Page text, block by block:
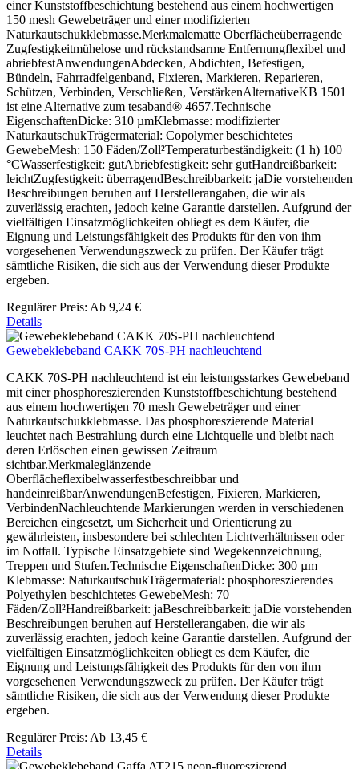
einer Kunststoffbeschichtung bestehend aus einem hochwertigen
150 mesh Gewebeträger und einer modifizierten
Naturkautschukklebmasse.Merkmalematte Oberflächeüberragende
Zugfestigkeitmühelose und rückstandsarme Entfernungflexibel und
abriebfestAnwendungenAbdecken, Abdichten, Befestigen,
Bündeln, Fahrradfelgenband, Fixieren, Markieren, Reparieren,
Schützen, Verbinden, Verschließen, VerstärkenAlternativeKB 1501
ist eine Alternative zum tesaband® 4657.Technische
EigenschaftenDicke: 310 µmKlebmasse: modifizierter
NaturkautschukTrägermaterial: Copolymer beschichtetes
GewebeMesh: 150 Fäden/Zoll²Temperaturbeständigkeit: (1 h) 100
°CWasserfestigkeit: gutAbriebfestigkeit: sehr gutHandreißbarkeit:
leichtZugfestigkeit: überragendBeschreibbarkeit: jaDie vorstehenden
Beschreibungen beruhen auf Herstellerangaben, die wir als
zuverlässig erachten, jedoch keine Garantie darstellen. Aufgrund der
vielfältigen Einsatzmöglichkeiten obliegt es dem Käufer, die
Eignung und Leistungsfähigkeit des Produkts für den von ihm
vorgesehenen Verwendungszweck zu prüfen. Der Käufer trägt
sämtliche Risiken, die sich aus der Verwendung dieser Produkte
ergeben.
Regulärer Preis: Ab 9,24 €
Details
Gewebeklebeband CAKK 70S-PH nachleuchtend
CAKK 70S-PH nachleuchtend ist ein leistungsstarkes Gewebeband
mit einer phosphoreszierenden Kunststoffbeschichtung bestehend
aus einem hochwertigen 70 mesh Gewebeträger und einer
Naturkautschukklebmasse. Das phosphoreszierende Material
leuchtet nach Bestrahlung durch eine Lichtquelle und bleibt nach
deren Erlöschen einen gewissen Zeitraum
sichtbar.Merkmaleglänzende
Oberflächeflexibelwasserfestbeschreibbar und
handeinreißbarAnwendungenBefestigen, Fixieren, Markieren,
VerbindenNachleuchtende Markierungen werden in verschiedenen
Bereichen eingesetzt, um Sicherheit und Orientierung zu
gewährleisten, insbesondere bei schlechten Lichtverhältnissen oder
im Notfall. Typische Einsatzgebiete sind Wegekennzeichnung,
Treppen und Stufen.Technische EigenschaftenDicke: 300 µm
Klebmasse: NaturkautschukTrägermaterial: phosphoreszierendes
Polyethylen beschichtetes GewebeMesh: 70
Fäden/Zoll²Handreißbarkeit: jaBeschreibbarkeit: jaDie vorstehenden
Beschreibungen beruhen auf Herstellerangaben, die wir als
zuverlässig erachten, jedoch keine Garantie darstellen. Aufgrund der
vielfältigen Einsatzmöglichkeiten obliegt es dem Käufer, die
Eignung und Leistungsfähigkeit des Produkts für den von ihm
vorgesehenen Verwendungszweck zu prüfen. Der Käufer trägt
sämtliche Risiken, die sich aus der Verwendung dieser Produkte
ergeben.
Regulärer Preis: Ab 13,45 €
Details